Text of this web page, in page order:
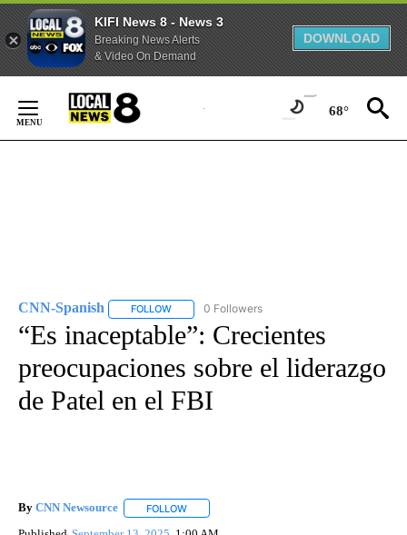
KIFI News 8 - News 3
Breaking News Alerts
& Video On Demand
DOWNLOAD
Content
68°
CNN-Spanish FOLLOW FOLLOW "CNN-SPANISH" TO RECEIVE
0 Followers
“Es inaceptable”: Crecientes
preocupaciones sobre el liderazgo
de Patel en el FBI
By CNN Newsource FOLLOW